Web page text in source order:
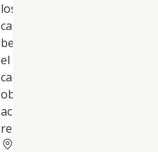
lospropios de un asador de
carnes; y la venta de comidas
bebidas para llevar o
el propio establecimiento.
caso: a) Quedan excluidas del
objeto social, todas aquellas
actividades que por Ley
regul